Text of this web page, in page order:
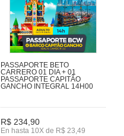
PASSAPORTE BETO
CARRERO 01 DIA + 01
PASSAPORTE CAPITÃO
GANCHO INTEGRAL 14H00
R$ 234,90
En hasta 10X de R$ 23,49